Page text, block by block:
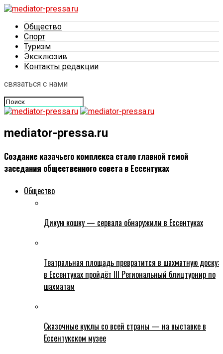
Общество
Спорт
Туризм
Эксклюзив
Контакты редакции
связаться с нами
mediator-pressa.ru
Создание казачьего комплекса стало главной темой
заседания общественного совета в Ессентуках
Общество
Дикую кошку — сервала обнаружили в Ессентуках
Театральная площадь превратится в шахматную доску:
в Ессентуках пройдёт III Региональный блицтурнир по
шахматам
Сказочные куклы со всей страны — на выставке в
Ессентукском музее